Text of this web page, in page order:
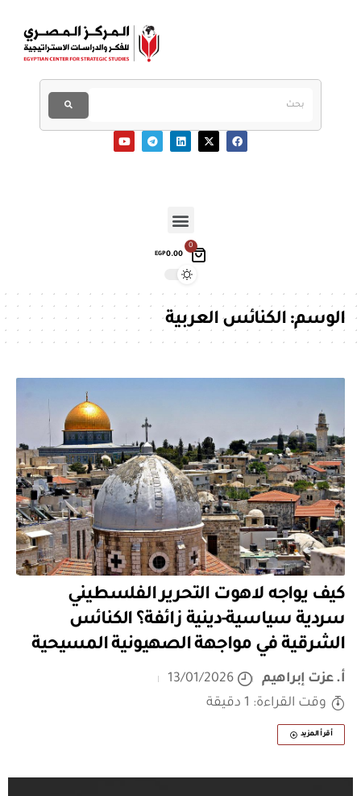
0
EGP0.00
الوسم:الكنائس العربية
كيف يواجه لاهوت التحرير الفلسطيني
سردية سياسية-دينية زائفة؟ الكنائس
الشرقية في مواجهة الصهيونية المسيحية
أ. عزت إبراهيم
13/01/2026
وقت القراءة: 1 دقيقة
أقرأ المزيد